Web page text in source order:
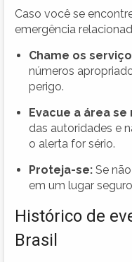
Caso você se
emergência
Chame os
números
perigo.
Evacue a área
das autoridades e
o alerta for sério.
Proteja-se: Se
em um lugar
Histórico de
Brasil